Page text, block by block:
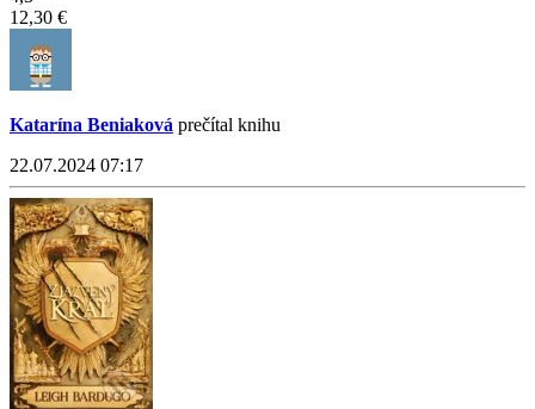
12,30 €
Katarína Beniaková prečítal knihu
22.07.2024 07:17